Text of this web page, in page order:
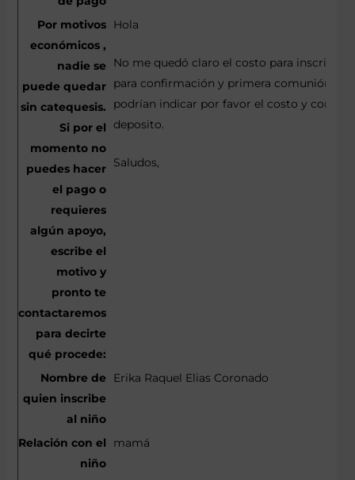
Hola
No me quedó claro el costo para
para confirmación y primera comunión. Me
podrían indicar por favor el costo y con eso
deposito.
Saludos,
Erika Raquel Elias Coronado
mamá